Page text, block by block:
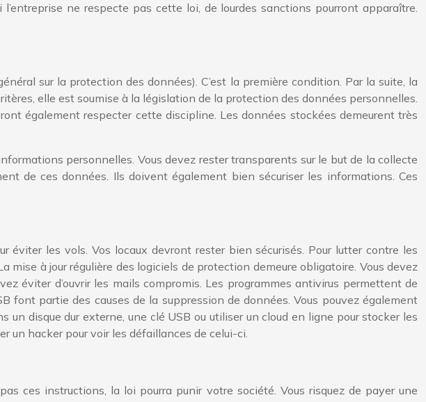
ne respecte pas cette loi, de lourdes sanctions pourront apparaître.
sur la protection des données). C’est la première condition. Par la suite, la
elle est soumise à la législation de la protection des données personnelles.
également respecter cette discipline. Les données stockées demeurent très
personnelles. Vous devez rester transparents sur le but de la collecte
de ces données. Ils doivent également bien sécuriser les informations. Ces
les vols. Vos locaux devront rester bien sécurisés. Pour lutter contre les
mise à jour régulière des logiciels de protection demeure obligatoire. Vous devez
éviter d’ouvrir les mails compromis. Les programmes antivirus permettent de
partie des causes de la suppression de données. Vous pouvez également
disque dur externe, une clé USB ou utiliser un cloud en ligne pour stocker les
un hacker pour voir les défaillances de celui-ci.
ces instructions, la loi pourra punir votre société. Vous risquez de payer une